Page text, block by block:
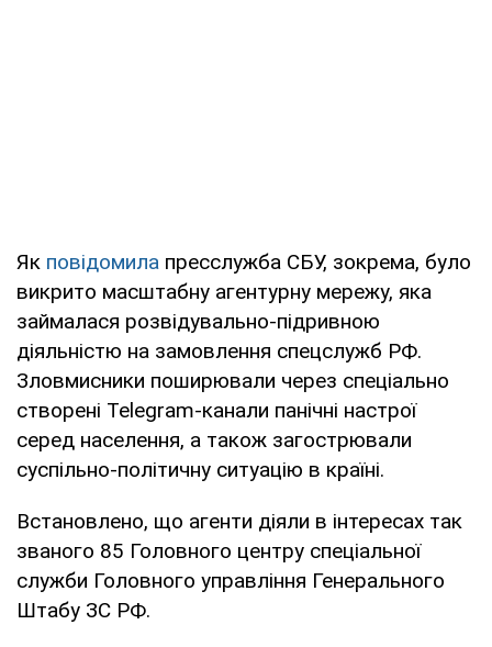
Як повідомила пресслужба СБУ, зокрема, було
викрито масштабну агентурну мережу, яка
займалася розвідувально-підривною
діяльністю на замовлення спецслужб РФ.
Зловмисники поширювали через спеціально
створені Telegram-канали панічні настрої
серед населення, а також загострювали
суспільно-політичну ситуацію в країні.
Встановлено, що агенти діяли в інтересах так
званого 85 Головного центру спеціальної
служби Головного управління Генерального
Штабу ЗС РФ.